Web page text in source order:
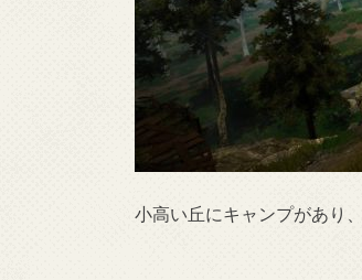
小高い丘にキャンプがあり